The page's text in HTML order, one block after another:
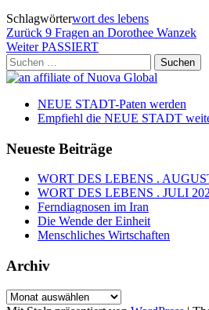
Schlagwörterwort des lebens
Beitragsnavigation
Vorheriger
Beitrag
Zurück 9 Fragen an Dorothee Wanzek
Nächster
Beitrag
Weiter PASSIERT
Suchen
nach:
NEUE STADT-Paten werden
Empfiehl die NEUE STADT
Neueste Beiträge
WORT DES LEBENS .
WORT DES LEBENS . JULI
Ferndiagnosen im Iran
Die Wende der Einheit
Menschliches Wirtschaften
Archiv
Archiv